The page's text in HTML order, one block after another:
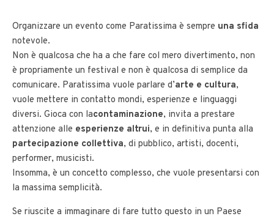
Organizzare un evento come Paratissima è sempre una sfida
notevole.
Non è qualcosa che ha a che fare col mero divertimento, non
è propriamente un festival e non è qualcosa di semplice da
comunicare. Paratissima vuole parlare d’arte e cultura,
vuole mettere in contatto mondi, esperienze e linguaggi
diversi. Gioca con lacontaminazione, invita a prestare
attenzione alle esperienze altrui, e in definitiva punta alla
partecipazione collettiva, di pubblico, artisti, docenti,
performer, musicisti.
Insomma, è un concetto complesso, che vuole presentarsi con
la massima semplicità.
Se riuscite a immaginare di fare tutto questo in un Paese